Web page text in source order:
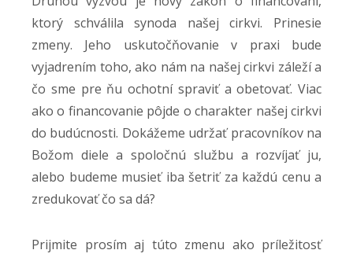
ktorý schválila synoda našej cirkvi. Prinesie
zmeny. Jeho uskutočňovanie v praxi bude
vyjadrením toho, ako nám na našej cirkvi záleží a
čo sme pre ňu ochotní spraviť a obetovať. Viac
ako o financovanie pôjde o charakter našej cirkvi
do budúcnosti. Dokážeme udržať pracovníkov na
Božom diele a spoločnú službu a rozvíjať ju,
alebo budeme musieť iba šetriť za každú cenu a
zredukovať čo sa dá?
Prijmite prosím aj túto zmenu ako príležitosť